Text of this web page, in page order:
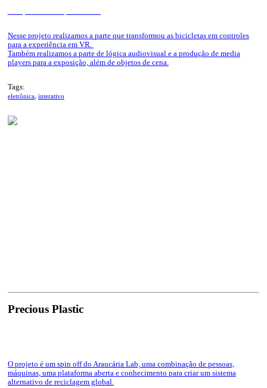
Nesse projeto realizamos a parte que transformou as bicicletas em controles
para a experiência em VR.
Também realizamos a parte de lógica audiovisual e a produção de media
players para a exposição, além de objetos de cena.
Tags:
eletrônica, interativo
Precious Plastic
O projeto é um spin off do Araucária Lab, uma combinação de pessoas,
máquinas, uma plataforma aberta e conhecimento para criar um sistema
alternativo de reciclagem global.